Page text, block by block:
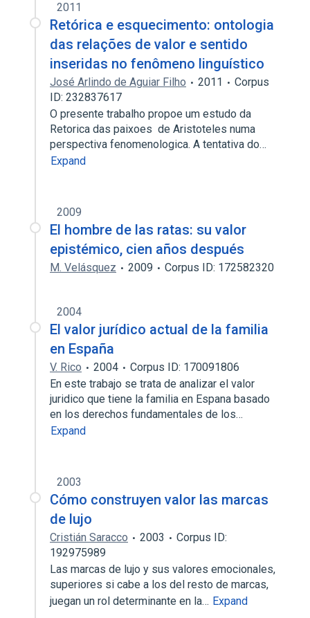
2011
Retórica e esquecimento: ontologia
das relações de valor e sentido
inseridas no fenômeno linguístico
José Arlindo de Aguiar Filho 2011
Corpus
ID: 232837617
O presente trabalho propoe um estudo da
Retorica das paixoes de Aristoteles numa
perspectiva fenomenologica. A tentativa do…
Expand
2009
El hombre de las ratas: su valor
epistémico, cien años después
M. Velásquez 2009 Corpus ID: 172582320
2004
El valor jurídico actual de la familia
en España
V. Rico 2004
Corpus ID: 170091806
En este trabajo se trata de analizar el valor
juridico que tiene la familia en Espana basado
en los derechos fundamentales de los…
Expand
2003
Cómo construyen valor las marcas
de lujo
Cristián Saracco 2003
Corpus ID:
192975989
Las marcas de lujo y sus valores emocionales,
superiores si cabe a los del resto de marcas,
juegan un rol determinante en la… Expand